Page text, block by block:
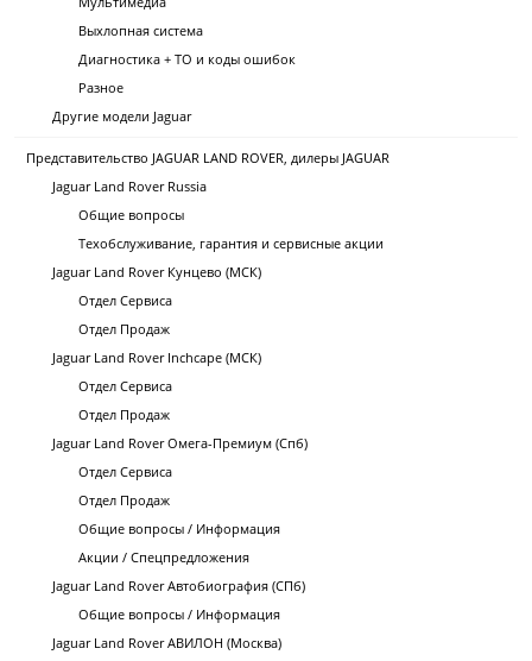
Выхлопная система
Диагностика + ТО и коды ошибок
Разное
Другие модели Jaguar
Представительство JAGUAR LAND ROVER, дилеры JAGUAR
Jaguar Land Rover Russia
Общие вопросы
Техобслуживание, гарантия и сервисные акции
Jaguar Land Rover Кунцево (МСК)
Отдел Сервиса
Отдел Продаж
Jaguar Land Rover Inchcape (МСК)
Отдел Сервиса
Отдел Продаж
Jaguar Land Rover Омега-Премиум (Спб)
Отдел Сервиса
Отдел Продаж
Общие вопросы / Информация
Акции / Спецпредложения
Jaguar Land Rover Автобиография (СПб)
Общие вопросы / Информация
Jaguar Land Rover АВИЛОН (Москва)